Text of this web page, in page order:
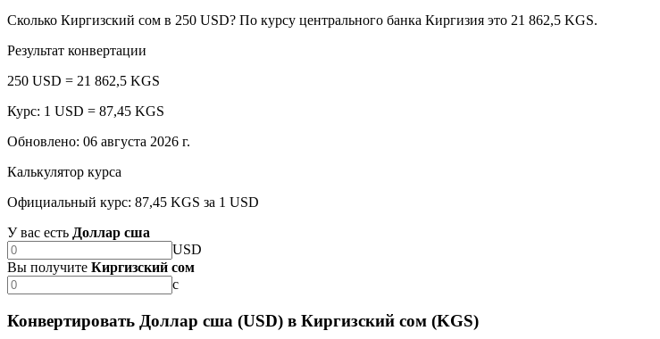
Сколько Киргизский сом в 250 USD? По курсу центрального банка Киргизия это 21 862,5 KGS.
Результат конвертации
250 USD = 21 862,5 KGS
Курс: 1 USD = 87,45 KGS
Обновлено: 06 августа 2026 г.
Калькулятор курса
Официальный курс: 87,45 KGS за 1 USD
У вас есть Доллар сша
USD
Вы получите Киргизский сом
с
Конвертировать Доллар сша (USD) в Киргизский сом (KGS)